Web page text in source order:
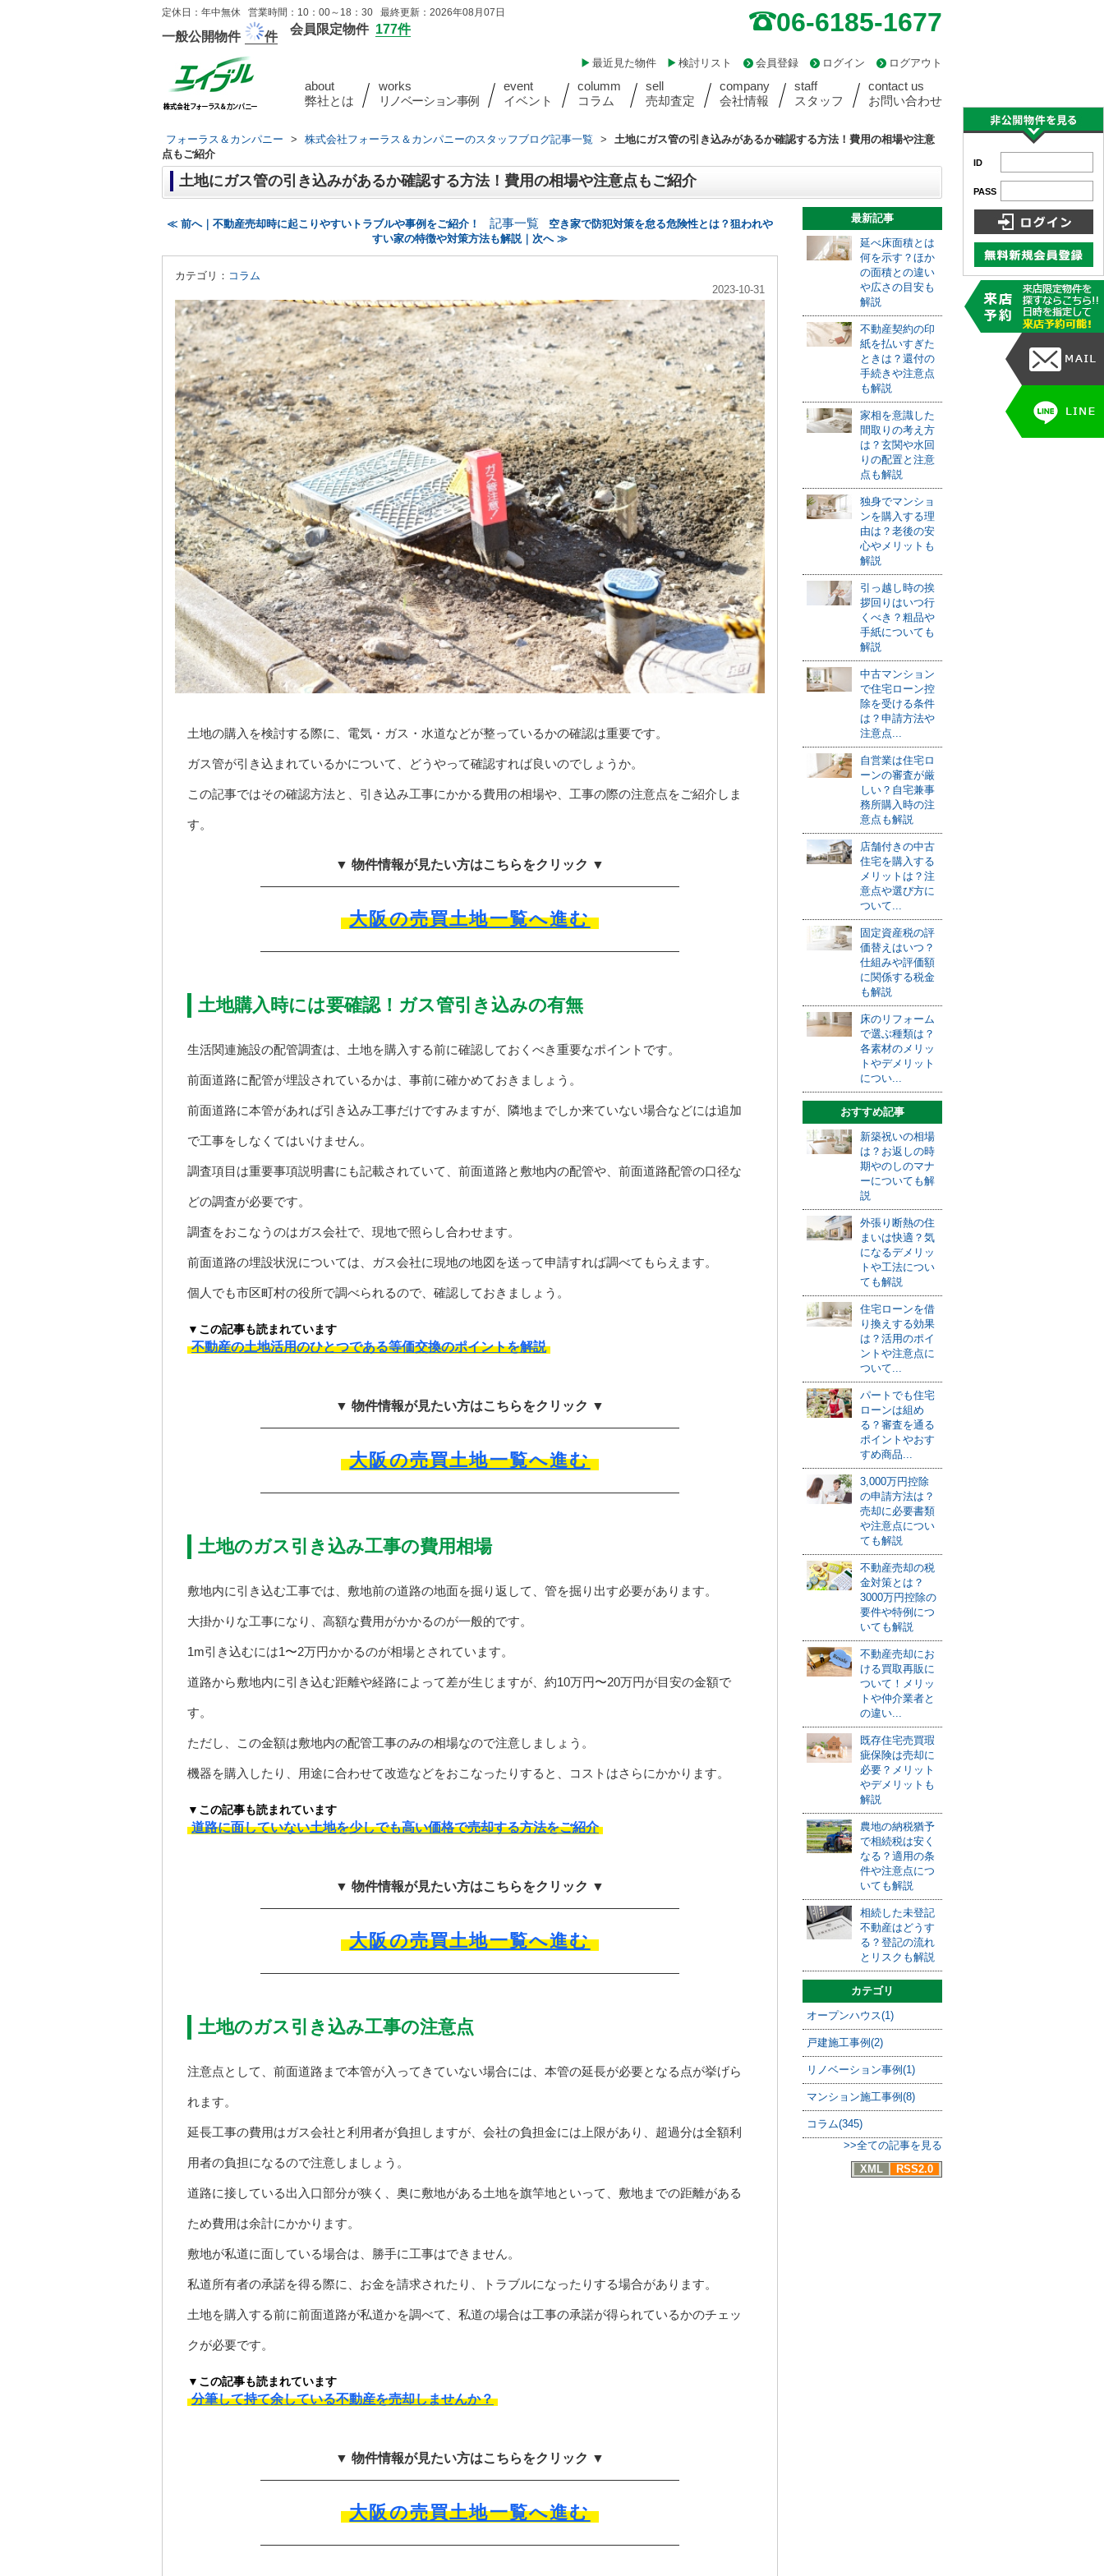
定休日：年中無休 営業時間：10：00～18：30 最終更新：2026年08月07日
一般公開物件 件
会員限定物件 177件 06-6185-1677
ログアウト
ログイン
会員登録
検討リスト
最近見た物件
about
弊社とは
works
リノベーション事例
event
イベント
columm
コラム
sell
売却査定
company
会社情報
staff
スタッフ
contact us
お問い合わせ
フォーラス＆カンパニー > 株式会社フォーラス＆カンパニーのスタッフブログ記事一覧 >
土地にガス管の引き込みがあるか確認する方法！費用の相場や注意
点もご紹介
土地にガス管の引き込みがあるか確認する方法！費用の相場や注意点もご紹介
≪ 前へ｜不動産売却時に起こりやすいトラブルや事例をご紹介！ 記事一覧
空き家で防犯対策を怠る危険性とは？狙われや
すい家の特徴や対策方法も解説｜次へ ≫
カテゴリ： コラム
2023-10-31
土地の購入を検討する際に、電気・ガス・水道などが整っているかの確認は重要です。
ガス管が引き込まれているかについて、どうやって確認すれば良いのでしょうか。
この記事ではその確認方法と、引き込み工事にかかる費用の相場や、工事の際の注意点をご紹介しま
す。
▼ 物件情報が見たい方はこちらをクリック ▼
大阪の売買土地一覧へ進む
土地購入時には要確認！ガス管引き込みの有無
生活関連施設の配管調査は、土地を購入する前に確認しておくべき重要なポイントです。
前面道路に配管が埋設されているかは、事前に確かめておきましょう。
前面道路に本管があれば引き込み工事だけですみますが、隣地までしか来ていない場合などには追加
で工事をしなくてはいけません。
調査項目は重要事項説明書にも記載されていて、前面道路と敷地内の配管や、前面道路配管の口径な
どの調査が必要です。
調査をおこなうのはガス会社で、現地で照らし合わせます。
前面道路の埋設状況については、ガス会社に現地の地図を送って申請すれば調べてもらえます。
個人でも市区町村の役所で調べられるので、確認しておきましょう。
▼この記事も読まれています
不動産の土地活用のひとつである等価交換のポイントを解説
▼ 物件情報が見たい方はこちらをクリック ▼
大阪の売買土地一覧へ進む
土地のガス引き込み工事の費用相場
敷地内に引き込む工事では、敷地前の道路の地面を掘り返して、管を掘り出す必要があります。
大掛かりな工事になり、高額な費用がかかるのが一般的です。
1m引き込むには1〜2万円かかるのが相場とされています。
道路から敷地内に引き込む距離や経路によって差が生じますが、約10万円〜20万円が目安の金額で
す。
ただし、この金額は敷地内の配管工事のみの相場なので注意しましょう。
機器を購入したり、用途に合わせて改造などをおこなったりすると、コストはさらにかかります。
▼この記事も読まれています
道路に面していない土地を少しでも高い価格で売却する方法をご紹介
▼ 物件情報が見たい方はこちらをクリック ▼
大阪の売買土地一覧へ進む
土地のガス引き込み工事の注意点
注意点として、前面道路まで本管が入ってきていない場合には、本管の延長が必要となる点が挙げら
れます。
延長工事の費用はガス会社と利用者が負担しますが、会社の負担金には上限があり、超過分は全額利
用者の負担になるので注意しましょう。
道路に接している出入口部分が狭く、奥に敷地がある土地を旗竿地といって、敷地までの距離がある
ため費用は余計にかかります。
敷地が私道に面している場合は、勝手に工事はできません。
私道所有者の承諾を得る際に、お金を請求されたり、トラブルになったりする場合があります。
土地を購入する前に前面道路が私道かを調べて、私道の場合は工事の承諾が得られているかのチェッ
クが必要です。
▼この記事も読まれています
分筆して持て余している不動産を売却しませんか？
▼ 物件情報が見たい方はこちらをクリック ▼
大阪の売買土地一覧へ進む
最新記事
延べ床面積とは
何を示す？ほか
の面積との違い
や広さの目安も
解説
不動産契約の印
紙を払いすぎた
ときは？還付の
手続きや注意点
も解説
家相を意識した
間取りの考え方
は？玄関や水回
りの配置と注意
点も解説
独身でマンショ
ンを購入する理
由は？老後の安
心やメリットも
解説
引っ越し時の挨
拶回りはいつ行
くべき？粗品や
手紙についても
解説
中古マンション
で住宅ローン控
除を受ける条件
は？申請方法や
注意点...
自営業は住宅ロ
ーンの審査が厳
しい？自宅兼事
務所購入時の注
意点も解説
店舗付きの中古
住宅を購入する
メリットは？注
意点や選び方に
ついて...
固定資産税の評
価替えはいつ？
仕組みや評価額
に関係する税金
も解説
床のリフォーム
で選ぶ種類は？
各素材のメリッ
トやデメリット
につい...
おすすめ記事
新築祝いの相場
は？お返しの時
期やのしのマナ
ーについても解
説
外張り断熱の住
まいは快適？気
になるデメリッ
トや工法につい
ても解説
住宅ローンを借
り換えする効果
は？活用のポイ
ントや注意点に
ついて...
パートでも住宅
ローンは組め
る？審査を通る
ポイントやおす
すめ商品...
3,000万円控除
の申請方法は？
売却に必要書類
や注意点につい
ても解説
不動産売却の税
金対策とは？
3000万円控除の
要件や特例につ
いても解説
不動産売却にお
ける買取再販に
ついて！メリッ
トや仲介業者と
の違い...
既存住宅売買瑕
疵保険は売却に
必要？メリット
やデメリットも
解説
農地の納税猶予
で相続税は安く
なる？適用の条
件や注意点につ
いても解説
相続した未登記
不動産はどうす
る？登記の流れ
とリスクも解説
カテゴリ
オープンハウス(1)
戸建施工事例(2)
リノベーション事例(1)
マンション施工事例(8)
コラム(345)
>>全ての記事を見る
XML
RSS2.0
ID
PASS